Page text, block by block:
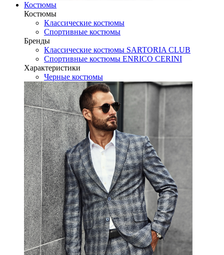
Костюмы
Костюмы
Классические костюмы
Спортивные костюмы
Бренды
Классические костюмы SARTORIA CLUB
Спортивные костюмы ENRICO CERINI
Характеристики
Черные костюмы